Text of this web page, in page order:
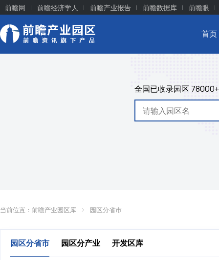
前瞻网 前瞻经济学人 前瞻产业报告 前瞻数据库 前瞻眼
首页
全国已收录园区 78000+
当前位置： 前瞻产业园区库 园区分省市
园区分省市 园区分产业 开发区库